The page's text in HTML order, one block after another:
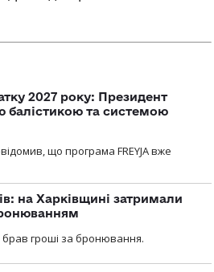
2027 року: Президент
балістикою та системою
що програма FREYJA вже
на Харківщині затримали
гроші за бронювання.